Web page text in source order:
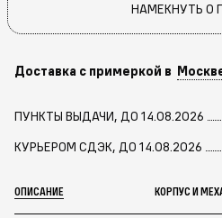
НАМЕКНУТЬ О
Доставка с примеркой в
ПУНКТЫ ВЫДАЧИ, ДО 14.08.2026
КУРЬЕРОМ СДЭК, ДО 14.08.2026
ОПИСАНИЕ КОРПУС И